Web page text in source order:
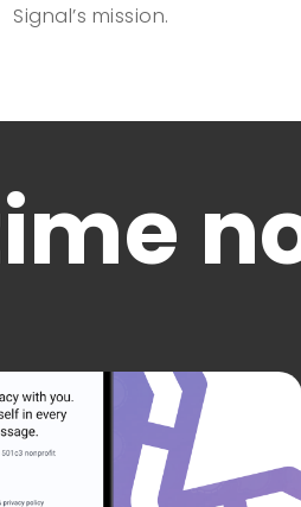
Signal’s mission.